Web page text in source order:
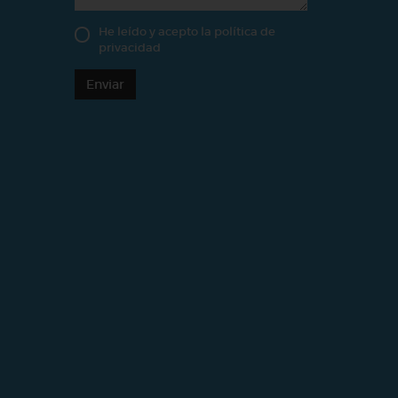
He leído y acepto la política de
privacidad
Enviar